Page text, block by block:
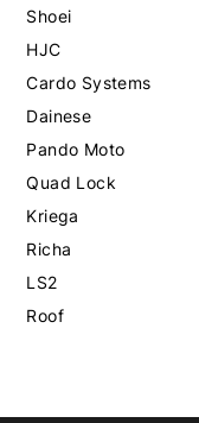
Shoei
HJC
Cardo Systems
Dainese
Pando Moto
Quad Lock
Kriega
Richa
LS2
Roof